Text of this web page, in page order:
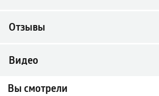
Отзывы
Видео
Вы смотрели